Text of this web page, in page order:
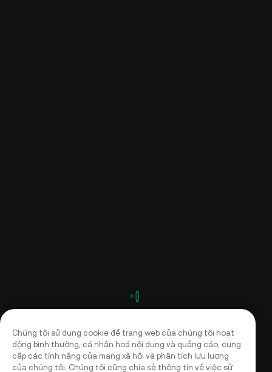
Chúng tôi sử dụng cookie để trang web của chúng tôi hoạt
động bình thường, cá nhân hoá nội dung và quảng cáo, cung
cấp các tính năng của mạng xã hội và phân tích lưu lượng
của chúng tôi. Chúng tôi cũng chia sẻ thông tin về việc sử